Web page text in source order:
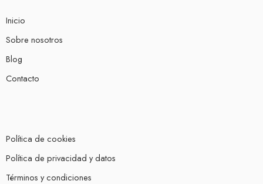
Inicio
Sobre nosotros
Blog
Contacto
Política de cookies
Política de privacidad y datos
Términos y condiciones